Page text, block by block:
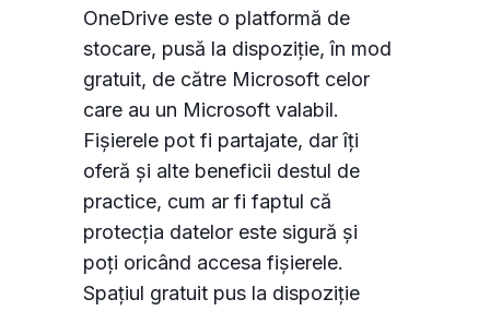
OneDrive este o platformă de
stocare, pusă la dispoziție, în mod
gratuit, de către Microsoft celor
care au un Microsoft valabil.
Fișierele pot fi partajate, dar îți
oferă și alte beneficii destul de
practice, cum ar fi faptul că
protecția datelor este sigură și
poți oricând accesa fișierele.
Spațiul gratuit pus la dispoziție
Consimțământul pentru cookie-uri